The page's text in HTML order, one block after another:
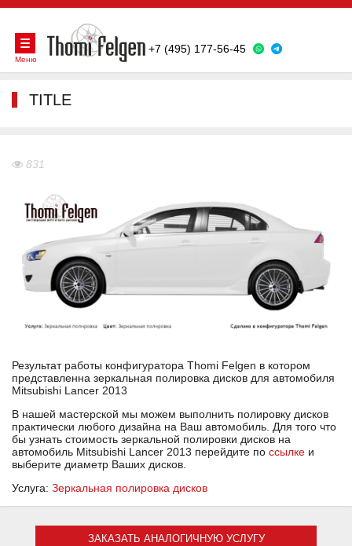
+7 (495) 177-56-45
Меню
TITLE
831
Результат работы конфигуратора Thomi Felgen в котором
представленна зеркальная полировка дисков для автомобиля
Mitsubishi Lancer 2013
В нашей мастерской мы можем выполнить полировку дисков
практически любого дизайна на Ваш автомобиль. Для того что
бы узнать стоимость зеркальной полировки дисков на
автомобиль Mitsubishi Lancer 2013 перейдите по ссылке и
выберите диаметр Ваших дисков.
Услуга: Зеркальная полировка дисков
ЗАКАЗАТЬ АНАЛОГИЧНУЮ УСЛУГУ